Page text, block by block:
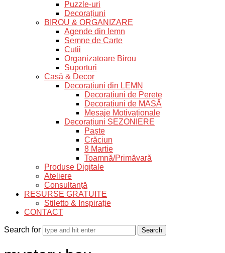
Puzzle-uri
Decorațiuni
BIROU & ORGANIZARE
Agende din lemn
Semne de Carte
Cutii
Organizatoare Birou
Suporturi
Casă & Decor
Decorațiuni din LEMN
Decorațiuni de Perete
Decorațiuni de MASĂ
Mesaje Motivaționale
Decorațiuni SEZONIERE
Paște
Crăciun
8 Martie
Toamnă/Primăvară
Produse Digitale
Ateliere
Consultanță
RESURSE GRATUITE
Stiletto & Inspirație
CONTACT
Search for